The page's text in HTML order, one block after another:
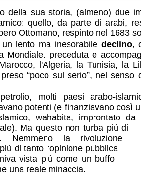
della sua storia, (almeno) due
quello, da parte di arabi,
Ottomano, respinto nel 1683
lento ma inesorabile declino,
Mondiale, preceduta e
l'Algeria, la Tunisia, la
“poco sul serio”, nel
molti paesi arabo-
potenti (e finanziavano così
wahabita, improntato da
Ma questo non turba più di
Nemmeno la rivoluzione
di tanto l'opinione pubblica
vista più come un buffo
una reale minaccia.